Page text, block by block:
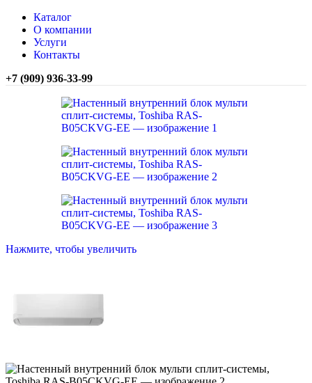
Каталог
О компании
Услуги
Контакты
+7 (909) 936-33-99
Нажмите, чтобы увеличить